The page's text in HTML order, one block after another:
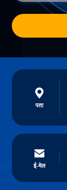
पता
ई-मेल